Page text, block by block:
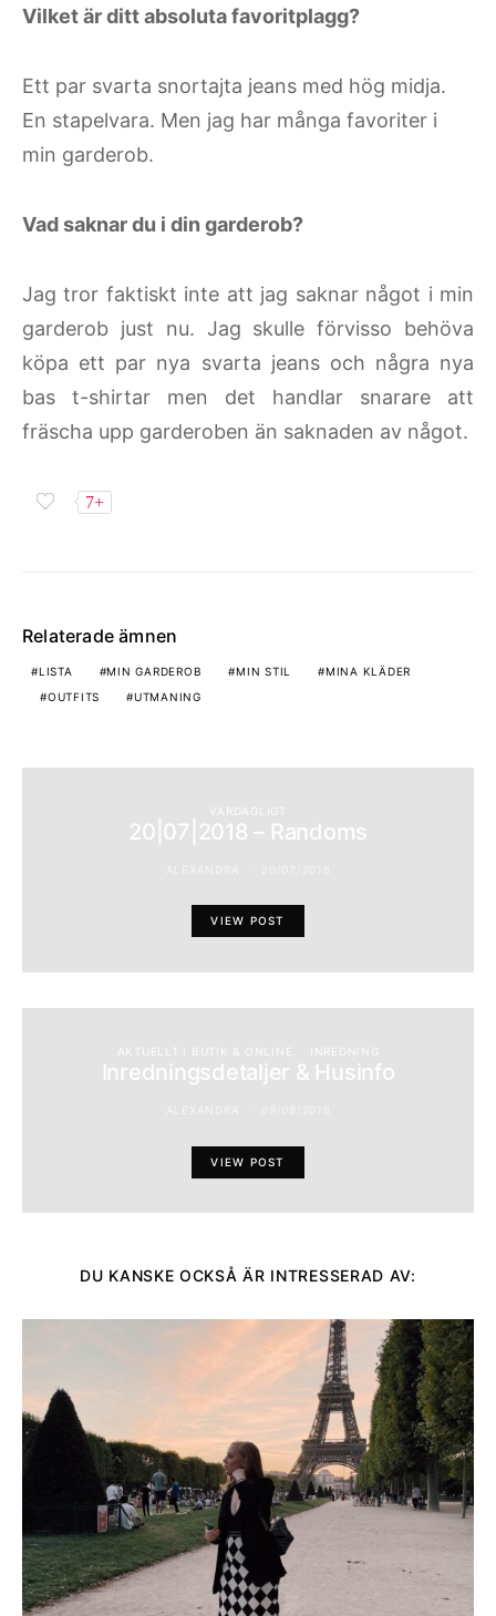
Vilket är ditt absoluta favoritplagg?
Ett par svarta snortajta jeans med hög midja.
En stapelvara. Men jag har många favoriter i
min garderob.
Vad saknar du i din garderob?
Jag tror faktiskt inte att jag saknar något i min
garderob just nu. Jag skulle förvisso behöva
köpa ett par nya svarta jeans och några nya
bas t-shirtar men det handlar snarare att
fräscha upp garderoben än saknaden av något.
7+
Relaterade ämnen
LISTA MIN GARDEROB MIN STIL
MINA KLÄDER
OUTFITS
UTMANING
VARDAGLIGT
20|07|2018 – Randoms
VIEW POST
AKTUELLT I BUTIK & ONLINE
Inredningsdetaljer & Husinfo
VIEW POST
DU KANSKE OCKSÅ ÄR INTRESSERAD AV: